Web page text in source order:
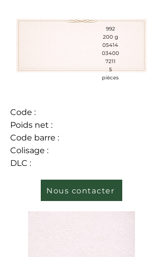
992
200 g
05414
03400
7211
5
pièces
Code :
Poids net :
Code barre :
Colisage :
DLC :
Nous contacter